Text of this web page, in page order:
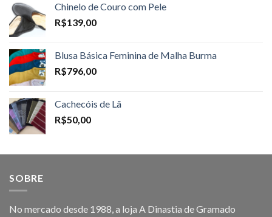
Chinelo de Couro com Pele
R$139,00
Blusa Básica Feminina de Malha Burma
R$796,00
Cachecóis de Lã
R$50,00
SOBRE
No mercado desde 1988, a loja A Dinastia de Gramado